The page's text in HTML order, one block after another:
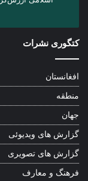
کتگوری نشرات
افغانستان
منطقه
جهان
گزارش های ویدیوئی
گزارش های تصویری
فرهنگ و معارف